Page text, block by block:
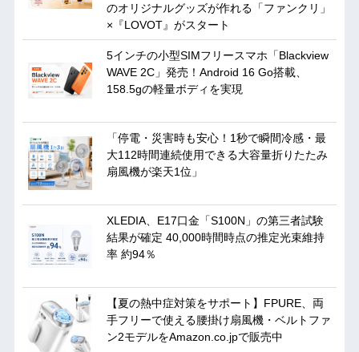
のオリジナルグッズが作れる「ファンクリ」
×『LOVOT』がスタート
5インチの小型SIMフリースマホ「Blackview
WAVE 2C」発売！Android 16 Go搭載、
158.5gの軽量ボディを実現
「停電・災害時も安心！1秒で瞬間冷感・最
大112時間連続使用できる大容量折りたたみ
扇風機が楽天1位」
XLEDIA、E17口金「S100N」の第三者試験
結果が確定 40,000時間時点の推定光束維持
率 約94％
【夏の熱中症対策をサポート】FPURE、両
手フリーで使える腰掛け扇風機・ベルトファ
ン2モデルをAmazon.co.jpで販売中